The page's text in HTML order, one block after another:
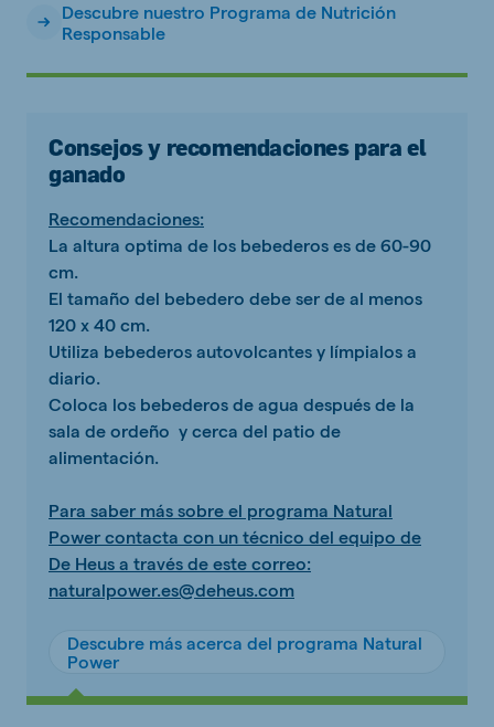
Descubre nuestro Programa de Nutrición
Responsable
Consejos y recomendaciones para el
ganado
Recomendaciones:
La altura optima de los bebederos es de 60-90
cm.
El tamaño del bebedero debe ser de al menos
120 x 40 cm.
Utiliza bebederos autovolcantes y límpialos a
diario.
Coloca los bebederos de agua después de la
sala de ordeño y cerca del patio de
alimentación.
Para saber más sobre el programa Natural
Power contacta con un técnico del equipo de
De Heus a través de este correo:
naturalpower.es@deheus.com
Descubre más acerca del programa Natural
Power